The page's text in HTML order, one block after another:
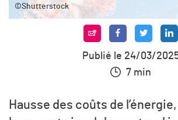
©Shutterstock
Publié le 24/03/
7 min
Hausse des coûts de